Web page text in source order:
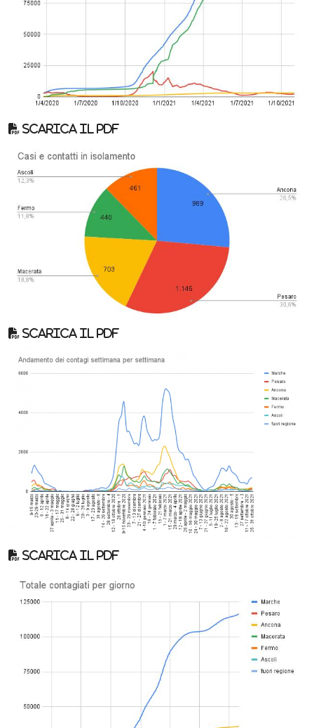
Scarica il pdf
Scarica il pdf
Scarica il pdf